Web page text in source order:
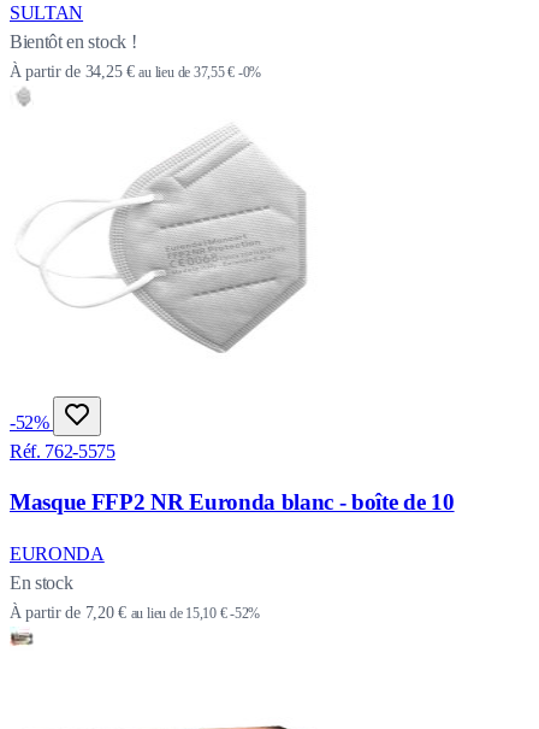
SULTAN
Bientôt en stock !
À partir de 34,25 € au lieu de 37,55 € -0%
-52%
Réf. 762-5575
Masque FFP2 NR Euronda blanc - boîte de 10
EURONDA
En stock
À partir de 7,20 € au lieu de 15,10 €-52%